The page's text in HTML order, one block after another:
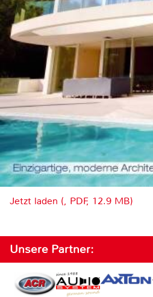
Jetzt laden (, PDF, 12.9 MB)
Unsere Partner: